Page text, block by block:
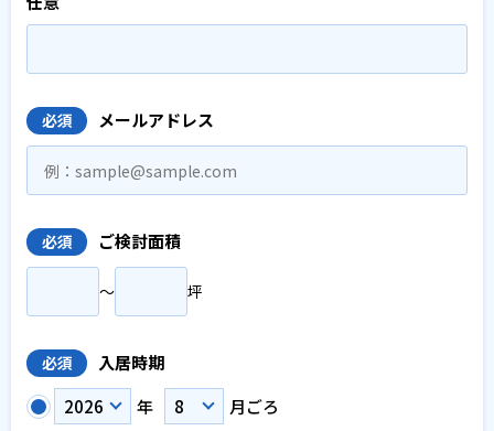
必須 メールアドレス
必須 ご検討面積
〜 坪
必須
入居時期
年
月ごろ